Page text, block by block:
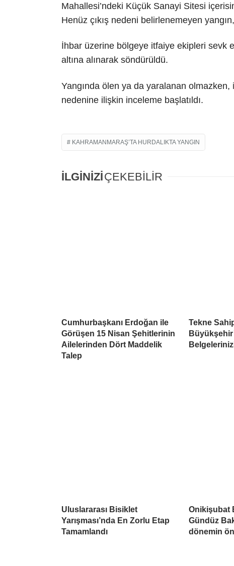
Mahallesi’ndeki Küçük Sanayi Sitesi
Henüz çıkış nedeni belirlenemeyen
İhbar üzerine bölgeye itfaiye ekipleri sevk
altına alınarak söndürüldü.
Yangında ölen ya da yaralanan olmazken,
nedenine ilişkin inceleme başlatıldı.
KAHRAMANMARAŞ’TA HURDALIKTA YANGIN
İLGİNİZİÇEKEBİLİR
Cumhurbaşkanı Erdoğan ile
Görüşen 15 Nisan Şehitlerinin
Ailelerinden Dört Maddelik
Talep
Tekne
Uluslararası Bisiklet
Yarışması’nda En Zorlu Etap
Tamamlandı
Onikişubat
Gündüz
dönemin ön